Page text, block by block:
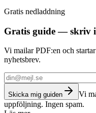
Boka strategimöte
Gratis nedladdning
Gratis guide — skriv
Vi mailar PDF:en och
nyhetsbrev.
Skicka mig guiden
Vi
uppföljning. Ingen spam.